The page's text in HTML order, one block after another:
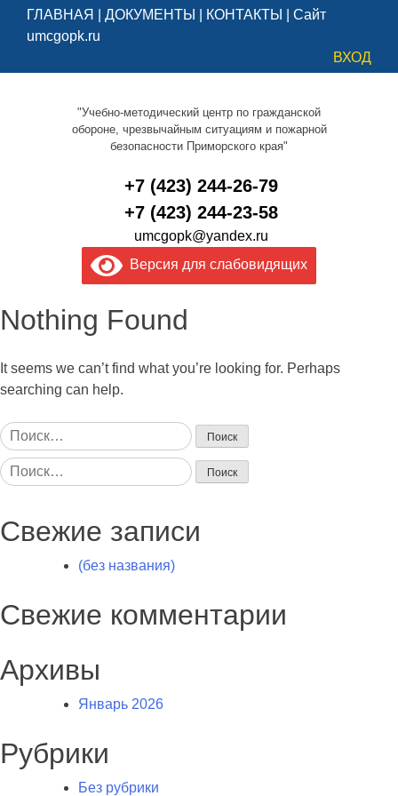
ГЛАВНАЯ ДОКУМЕНТЫ КОНТАКТЫ
Сайт
umcgopk.ru
ВХОД
"Учебно-методический центр по гражданской
обороне, чрезвычайным ситуациям и пожарной
безопасности Приморского края"
+7 (423) 244-26-79
+7 (423) 244-23-58
umcgopk@yandex.ru
Версия для слабовидящих
Nothing Found
It seems we can’t find what you’re looking for. Perhaps
searching can help.
Найти:
Найти:
Свежие записи
(без названия)
Свежие комментарии
Архивы
Январь 2026
Рубрики
Без рубрики